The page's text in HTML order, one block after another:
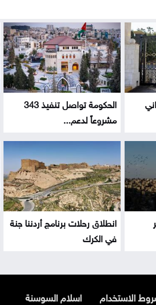
الحكومة تواصل تنفيذ 343
مشروعاً لدعم...
انطلاق رحلات برنامج أردننا جنة
في الكرك
الاستخدام اسلام السوسنة